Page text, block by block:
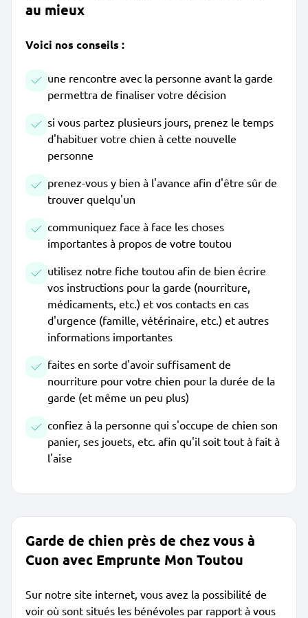
au mieux
Voici nos conseils :
une rencontre avec la personne avant la garde
permettra de finaliser votre décision
si vous partez plusieurs jours, prenez le temps
d'habituer votre chien à cette nouvelle
personne
prenez-vous y bien à l'avance afin d'être sûr de
trouver quelqu'un
communiquez face à face les choses
importantes à propos de votre toutou
utilisez notre fiche toutou afin de bien écrire
vos instructions pour la garde (nourriture,
médicaments, etc.) et vos contacts en cas
d'urgence (famille, vétérinaire, etc.) et autres
informations importantes
faites en sorte d'avoir suffisament de
nourriture pour votre chien pour la durée de la
garde (et même un peu plus)
confiez à la personne qui s'occupe de chien son
panier, ses jouets, etc. afin qu'il soit tout à fait à
l'aise
Garde de chien près de chez vous à
Cuon avec Emprunte Mon Toutou
Sur notre site internet, vous avez la possibilité de
voir où sont situés les bénévoles par rapport à vous